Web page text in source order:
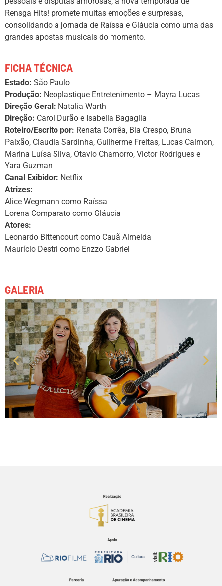
Rensga Hits! promete muitas emoções e surpresas,
consolidando a jornada de Raíssa e Gláucia como uma das
grandes apostas musicais do momento.
FICHA TÉCNICA
Estado: São Paulo
Produção: Neoplastique Entretenimento – Mayra Lucas
Direção Geral: Natalia Warth
Direção: Carol Durão e Isabella Bagaglia
Roteiro/Escrito por: Renata Corrêa, Bia Crespo, Bruna
Paixão, Claudia Sardinha, Guilherme Freitas, Lucas Calmon,
Marina Luísa Silva, Otavio Chamorro, Victor Rodrigues e
Yara Guzman
Canal Exibidor: Netflix
Atrizes:
Alice Wegmann como Raíssa
Lorena Comparato como Gláucia
Atores:
Leonardo Bittencourt como Cauã Almeida
Maurício Destri como Enzzo Gabriel
GALERIA